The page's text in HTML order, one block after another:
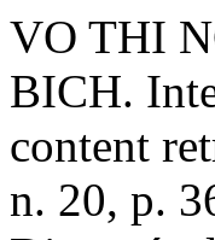
VO THI
BICH.
content
n. 20, p.